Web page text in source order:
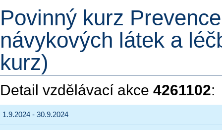
Povinný kurz
návykových látek a
kurz)
Detail vzdělávací akce 4261102:
1.9.2024 - 30.9.2024